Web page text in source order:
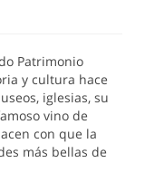
Patrimonio
y cultura hace
iglesias, su
vino de
con que la
más bellas de